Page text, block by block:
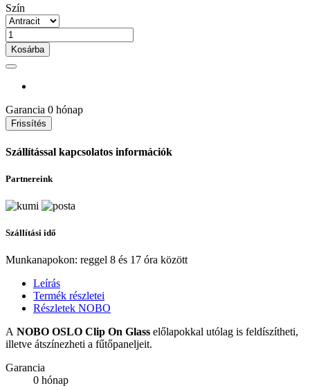
Szín
Kosárba
Garancia 0 hónap
Szállítással kapcsolatos információk
Partnereink
Szállítási idő
Munkanapokon: reggel 8 és 17 óra között
Leírás
Termék részletei
Részletek NOBO
A NOBO OSLO Clip On Glass előlapokkal utólag is feldíszítheti,
illetve átszínezheti a fűtőpaneljeit.
Garancia
0 hónap